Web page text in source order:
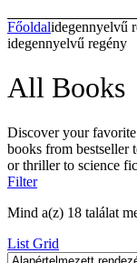
Főoldalidegennyelvű
idegennyelvű regény
All Books
Discover your
books from bestseller
or thriller to science
Filter
Mind a(z) 18 találat
List Grid